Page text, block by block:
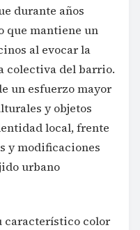
durante años
que mantiene un
al evocar la
colectiva del barrio.
un esfuerzo mayor
y objetos
local, frente
y modificaciones
urbano
característico color